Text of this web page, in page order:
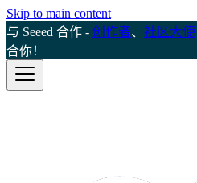
Skip to main content
与 Seeed 合作 - 创作者、 社区大使
合你！